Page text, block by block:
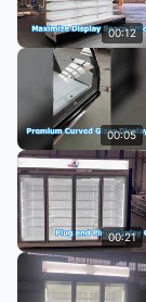
00:12
00:05
00:21